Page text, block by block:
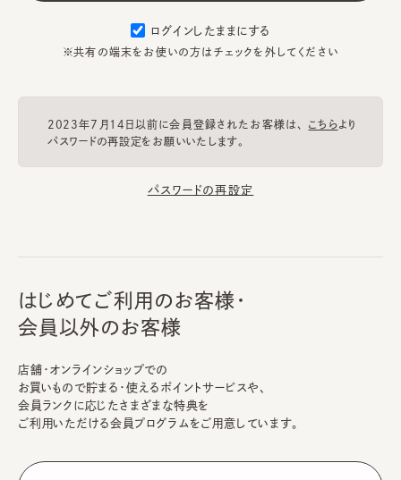
ログインしたままにする
※共有の端末をお使いの方はチェックを外してください
2023年7月14日以前に会員登録されたお客様は、 こちらより
パスワードの再設定をお願いいたします。
パスワードの再設定
はじめてご利用のお客様・
会員以外のお客様
店舗・オンラインショップでの
お買いもので貯まる・使えるポイントサービスや、
会員ランクに応じたさまざまな特典を
ご利用いただける会員プログラムをご用意しています。